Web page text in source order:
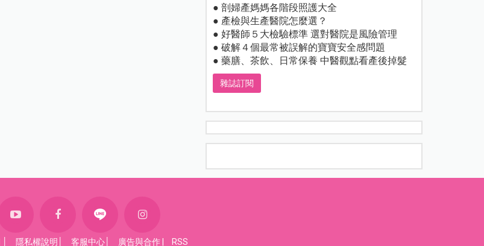
● 剖婦產媽媽各階段照護大全
● 產檢與生產醫院怎麼選？
● 好醫師５大檢驗標準 選對醫院是風險管理
● 破解４個最常被誤解的寶寶安全感問題
● 藥膳、茶飲、日常保養 中醫觀點看產後掉髮
雜誌訂閱
隱私權說明 客服中心 廣告與合作 RSS